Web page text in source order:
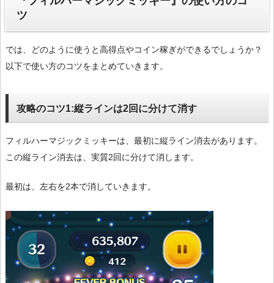
ツ
では、どのように使うと高得点やコイン稼ぎができるでしょうか？
以下で使い方のコツをまとめていきます。
攻略のコツ1:縦ラインは2回に分けて消す
フィルハーマジックミッキーは、最初に縦ライン消去があります。
この縦ライン消去は、実質2回に分けて消します。
最初は、左右を2本で消していきます。